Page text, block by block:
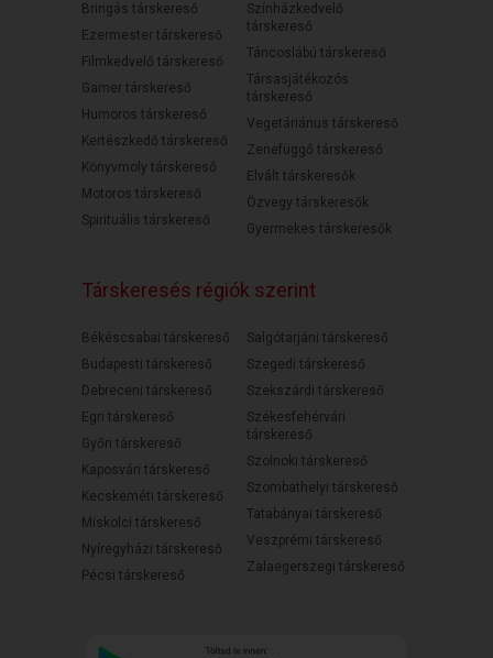
Bringás társkereső
Ezermester társkereső
Filmkedvelő társkereső
Gamer társkereső
Humoros társkereső
Kertészkedő társkereső
Könyvmoly társkereső
Motoros társkereső
Spirituális társkereső
Színházkedvelő
társkereső
Táncoslábú társkereső
Társasjátékozós
társkereső
Vegetáriánus társkereső
Zenefüggő társkereső
Elvált társkeresők
Özvegy társkeresők
Gyermekes társkeresők
Társkeresés régiók szerint
Békéscsabai társkereső
Budapesti társkereső
Debreceni társkereső
Egri társkereső
Győri társkereső
Kaposvári társkereső
Kecskeméti társkereső
Miskolci társkereső
Nyíregyházi társkereső
Pécsi társkereső
Salgótarjáni társkereső
Szegedi társkereső
Szekszárdi társkereső
Székesfehérvári
társkereső
Szolnoki társkereső
Szombathelyi társkereső
Tatabányai társkereső
Veszprémi társkereső
Zalaegerszegi társkereső